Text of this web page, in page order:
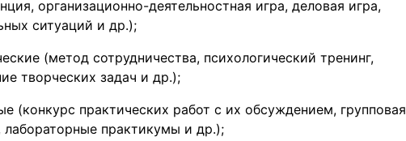
организационно-деятельностная игра, деловая игра,
ситуаций и др.);
(метод сотрудничества, психологический тренинг,
творческих задач и др.);
(конкурс практических работ с их обсуждением, групповая
практикумы и др.);